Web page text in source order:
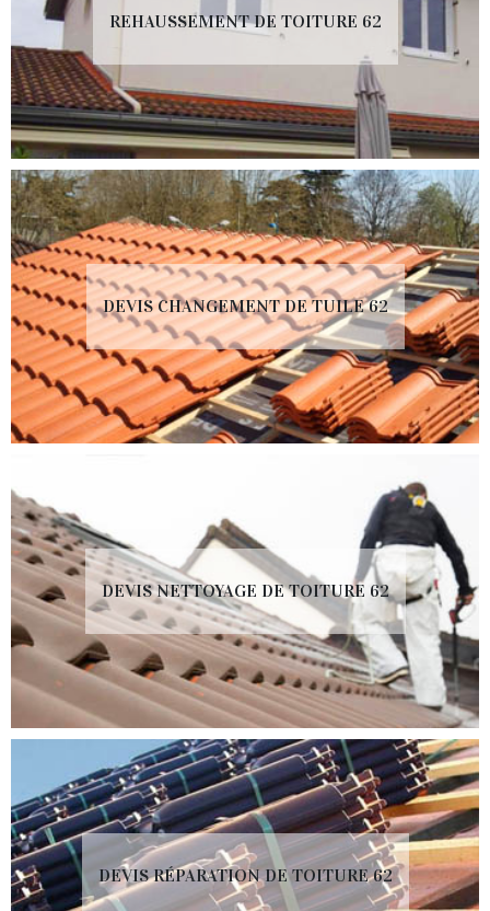
REHAUSSEMENT DE TOITURE 62
DEVIS CHANGEMENT DE TUILE 62
DEVIS NETTOYAGE DE TOITURE 62
DEVIS RÉPARATION DE TOITURE 62